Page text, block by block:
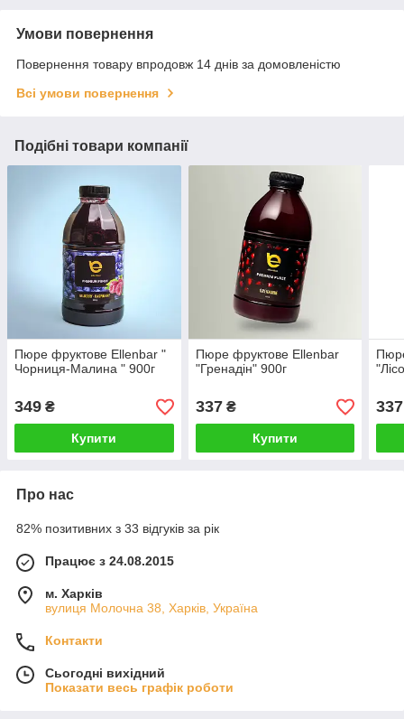
Умови повернення
Повернення товару впродовж 14 днів за домовленістю
Всі умови повернення
Подібні товари компанії
Пюре фруктове Ellenbar "
Чорниця-Малина " 900г
349 ₴
Купити
Пюре фруктове Ellenbar
"Гренадін" 900г
337₴
Купити
337
Про нас
82% позитивних з 33 відгуків за рік
Працює з 24.08.2015
м. Харків
вулиця Молочна 38, Харків, Україна
Контакти
Сьогодні вихідний
Показати весь графік роботи